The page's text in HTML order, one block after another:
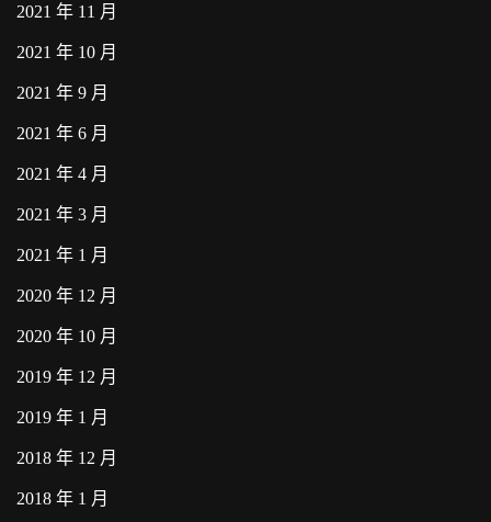
2021 年 11 月
2021 年 10 月
2021 年 9 月
2021 年 6 月
2021 年 4 月
2021 年 3 月
2021 年 1 月
2020 年 12 月
2020 年 10 月
2019 年 12 月
2019 年 1 月
2018 年 12 月
2018 年 1 月